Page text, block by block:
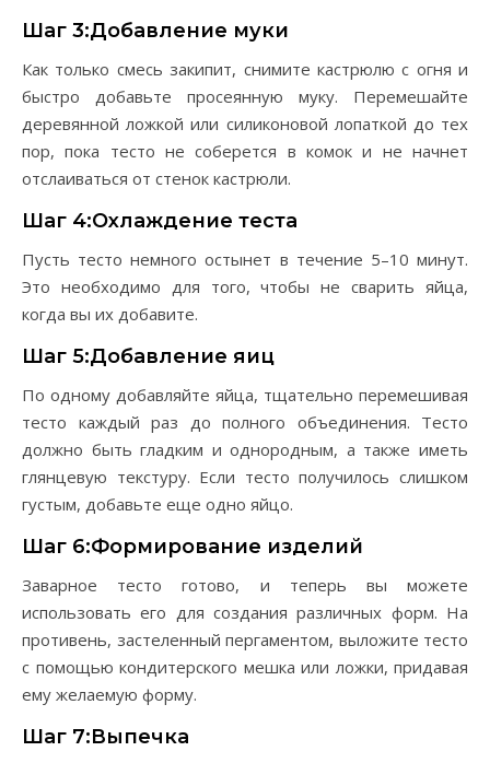
Шаг 3:Добавление муки
Как только смесь закипит, снимите кастрюлю с огня и
быстро добавьте просеянную муку. Перемешайте
деревянной ложкой или силиконовой лопаткой до тех
пор, пока тесто не соберется в комок и не начнет
отслаиваться от стенок кастрюли.
Шаг 4:Охлаждение теста
Пусть тесто немного остынет в течение 5–10 минут.
Это необходимо для того, чтобы не сварить яйца,
когда вы их добавите.
Шаг 5:Добавление яиц
По одному добавляйте яйца, тщательно перемешивая
тесто каждый раз до полного объединения. Тесто
должно быть гладким и однородным, а также иметь
глянцевую текстуру. Если тесто получилось слишком
густым, добавьте еще одно яйцо.
Шаг 6:Формирование изделий
Заварное тесто готово, и теперь вы можете
использовать его для создания различных форм. На
противень, застеленный пергаментом, выложите тесто
с помощью кондитерского мешка или ложки, придавая
ему желаемую форму.
Шаг 7:Выпечка